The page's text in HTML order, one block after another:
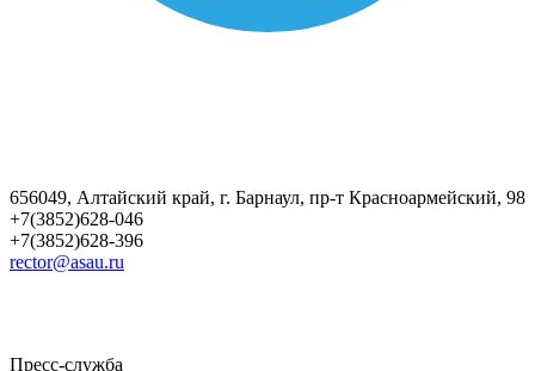
656049, Алтайский край, г. Барнаул, пр-т Красноармейский, 98
+7(3852)628-046
+7(3852)628-396
rector@asau.ru
Пресс-служба